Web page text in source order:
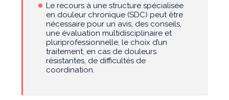
Le recours à une structure spécialisée
en douleur chronique (SDC) peut être
nécessaire pour un avis, des conseils,
une évaluation multidisciplinaire et
pluriprofessionnelle, le choix d’un
traitement, en cas de douleurs
résistantes, de difficultés de
coordination.